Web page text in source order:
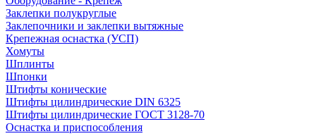
Заклепки полукруглые
Заклепочники и заклепки вытяжные
Крепежная оснастка (УСП)
Хомуты
Шплинты
Шпонки
Штифты конические
Штифты цилиндрические DIN 6325
Штифты цилиндрические ГОСТ 3128-70
Оснастка и приспособления